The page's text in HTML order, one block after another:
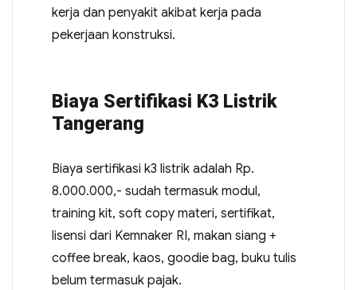
kerja dan penyakit akibat kerja pada
pekerjaan konstruksi.
Biaya Sertifikasi K3 Listrik
Tangerang
Biaya sertifikasi k3 listrik adalah Rp.
8.000.000,- sudah termasuk modul,
training kit, soft copy materi, sertifikat,
lisensi dari Kemnaker RI, makan siang +
coffee break, kaos, goodie bag, buku tulis
belum termasuk pajak.